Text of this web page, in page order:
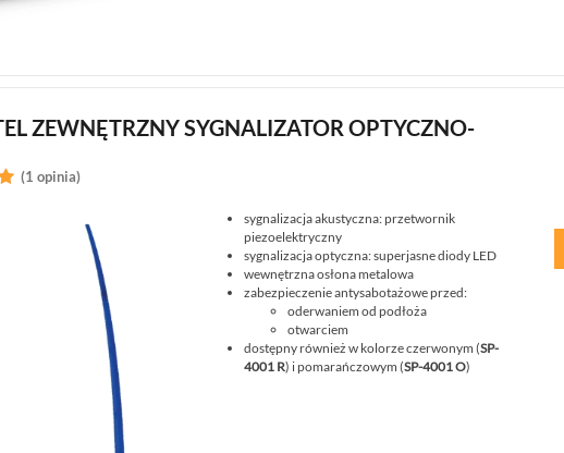
ZEWNĘTRZNY SYGNALIZATOR OPTYCZNO-
(1 opinia)
sygnalizacja akustyczna: przetwornik
piezoelektryczny
sygnalizacja optyczna: superjasne diody LED
wewnętrzna osłona metalowa
zabezpieczenie antysabotażowe przed:
oderwaniem od podłoża
otwarciem
dostępny również w kolorze czerwonym (SP-
4001 R) i pomarańczowym (SP-4001 O)